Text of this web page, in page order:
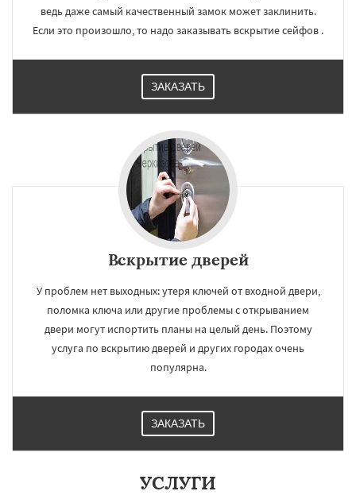
ведь даже самый качественный замок может заклинить.
Если это произошло, то надо заказывать вскрытие сейфов .
ЗАКАЗАТЬ
Вскрытие дверей
У проблем нет выходных: утеря ключей от входной двери,
поломка ключа или другие проблемы с открыванием
двери могут испортить планы на целый день. Поэтому
услуга по вскрытию дверей и других городах очень
популярна.
ЗАКАЗАТЬ
УСЛУГИ